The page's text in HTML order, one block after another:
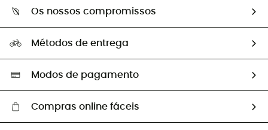
Guia de tamanhos
Trocas & Devoluções
Os nossos embaixadores
Os nossos compromissos
Seleção eco-responsável
Métodos de entrega
Modos de pagamento
Compras online fáceis